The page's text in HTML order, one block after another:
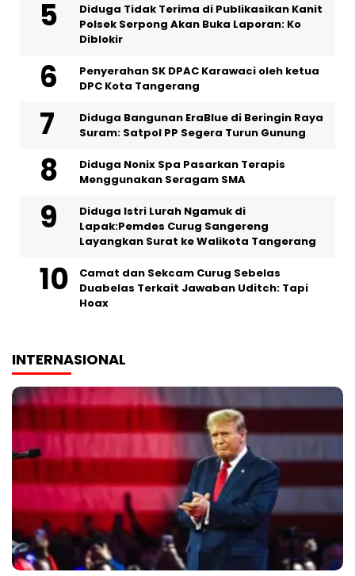
Diduga Tidak Terima di Publikasikan Kanit
Polsek Serpong Akan Buka Laporan: Ko
Diblokir
Penyerahan SK DPAC Karawaci oleh ketua
DPC Kota Tangerang
Diduga Bangunan EraBlue di Beringin Raya
Suram: Satpol PP Segera Turun Gunung
‎Diduga Nonix Spa Pasarkan Terapis
Menggunakan Seragam SMA
‎Diduga Istri Lurah Ngamuk di
Lapak:Pemdes Curug Sangereng
Layangkan Surat ke Walikota Tangerang
Camat dan Sekcam Curug Sebelas
Duabelas Terkait Jawaban Uditch: Tapi
Hoax
INTERNASIONAL